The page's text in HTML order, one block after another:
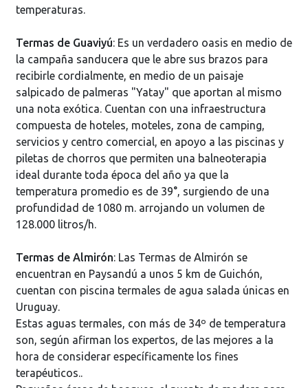
temperaturas.
Termas de Guaviyú: Es un verdadero oasis en medio de
la campaña sanducera que le abre sus brazos para
recibirle cordialmente, en medio de un paisaje
salpicado de palmeras "Yatay" que aportan al mismo
una nota exótica. Cuentan con una infraestructura
compuesta de hoteles, moteles, zona de camping,
servicios y centro comercial, en apoyo a las piscinas y
piletas de chorros que permiten una balneoterapia
ideal durante toda época del año ya que la
temperatura promedio es de 39°, surgiendo de una
profundidad de 1080 m. arrojando un volumen de
128.000 litros/h.
Termas de Almirón: Las Termas de Almirón se
encuentran en Paysandú a unos 5 km de Guichón,
cuentan con piscina termales de agua salada únicas en
Uruguay.
Estas aguas termales, con más de 34º de temperatura
son, según afirman los expertos, de las mejores a la
hora de considerar específicamente los fines
terapéuticos..